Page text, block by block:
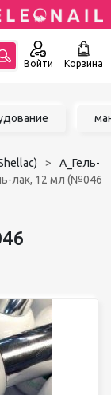
Войти Корзина
А_Гель-
лак, 12 мл (№046